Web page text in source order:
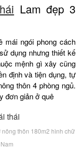
Lam đẹp 3
mái ngói phong cách
dụng nhưng thiết kế
mệnh gì xây cũng
định và tiện dụng, tự
thôn 4 phòng ngủ.
đơn giản ở quê
thôn 180m2 hình chữ